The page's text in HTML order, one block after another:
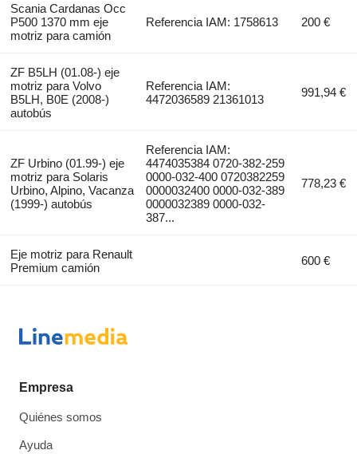
Scania Cardanas Occ
P500 1370 mm eje
motriz para camión
Referencia IAM: 1758613 200 €
ZF B5LH (01.08-) eje
motriz para Volvo
B5LH, B0E (2008-)
autobús
Referencia IAM:
4472036589 21361013
991,94 €
ZF Urbino (01.99-) eje
motriz para Solaris
Urbino, Alpino, Vacanza
(1999-) autobús
Referencia IAM:
4474035384 0720-382-259
0000-032-400 0720382259
0000032400 0000-032-389
0000032389 0000-032-
387...
778,23 €
Eje motriz para Renault
Premium camión
600 €
Empresa
Quiénes somos
Ayuda